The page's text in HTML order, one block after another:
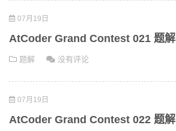
07月19日
AtCoder Grand Contest 021 题解
题解 没有评论
07月19日
AtCoder Grand Contest 022 题解